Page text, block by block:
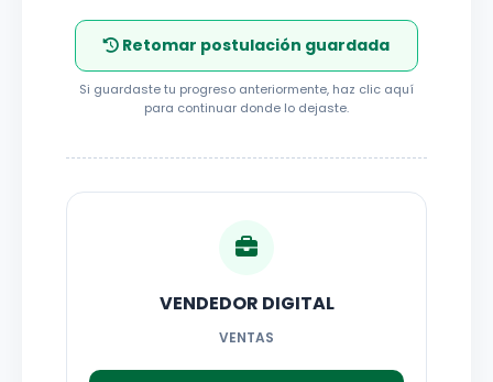
Retomar postulación guardada
Si guardaste tu progreso anteriormente, haz clic aquí
para continuar donde lo dejaste.
VENDEDOR DIGITAL
VENTAS